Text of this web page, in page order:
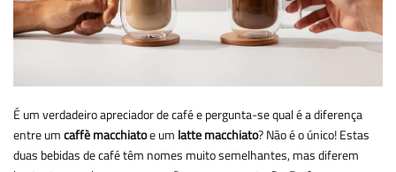
É um verdadeiro apreciador de café e pergunta-se qual é a diferença
entre umcaffè macchiatoe um latte macchiato? Não é o único! Estas
duas bebidas de café têm nomes muito semelhantes, mas diferem